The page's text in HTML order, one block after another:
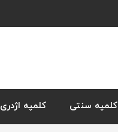
کلمپه سنتی کلمپه اژدری